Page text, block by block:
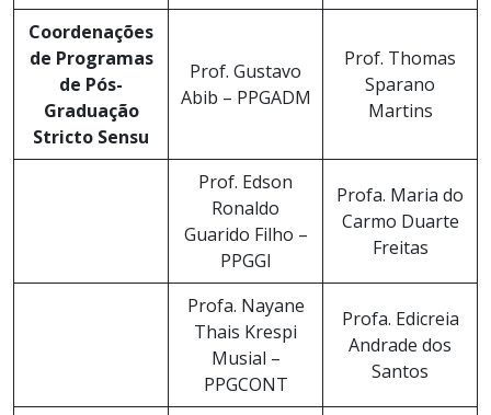
Coordenações
de Programas
de Pós-
Graduação
Stricto Sensu
Prof. Gustavo
Abib – PPGADM
Prof. Thomas
Sparano
Martins
Prof. Edson
Ronaldo
Guarido Filho –
PPGGI
Profa. Maria do
Carmo Duarte
Freitas
Profa. Nayane
Thais Krespi
Musial –
PPGCONT
Profa. Edicreia
Andrade dos
Santos